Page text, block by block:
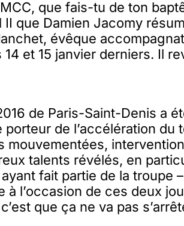
que fais-tu de ton
II que Damien Jacomy
évêque
14 et 15 janvier derniers. Il
de Paris-Saint-Denis a
porteur de l’accélération
mouvementées,
talents révélés, en
fait partie de la troupe
à l’occasion de ces deux
que ça ne va pas